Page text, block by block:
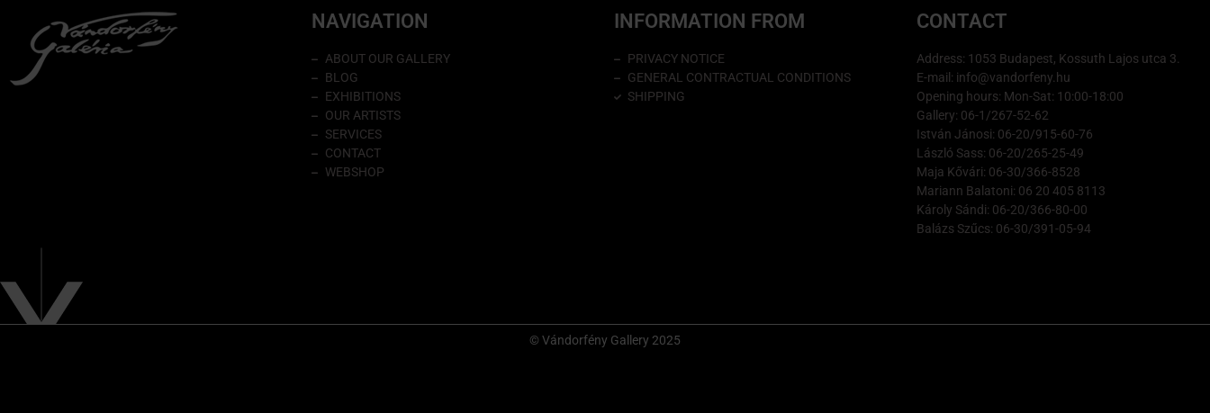
NAVIGATION
ABOUT OUR GALLERY
BLOG
EXHIBITIONS
OUR ARTISTS
SERVICES
CONTACT
WEBSHOP
INFORMATION FROM
PRIVACY NOTICE
GENERAL CONTRACTUAL CONDITIONS
SHIPPING
CONTACT
Address: 1053 Budapest, Kossuth Lajos utca 3.
E-mail: info@vandorfeny.hu
Opening hours: Mon-Sat: 10:00-18:00
Gallery: 06-1/267-52-62
István Jánosi: 06-20/915-60-76
László Sass: 06-20/265-25-49
Maja Kővári: 06-30/366-8528
Mariann Balatoni: 06 20 405 8113
Károly Sándi: 06-20/366-80-00
Balázs Szűcs: 06-30/391-05-94
© Vándorfény Gallery 2025